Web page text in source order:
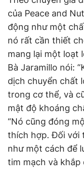
của Peace and
động như một
nó rất cần thiết
mang lại một loạt
Bà Jaramillo nói:
dịch chuyển chất
trong cơ thể, và
mật độ khoáng
“Nó cũng đóng
thích hợp. Đối với
như một cách để
tim mạch và khắp